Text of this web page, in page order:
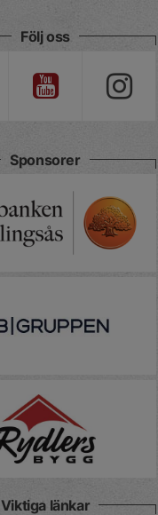
Följ oss
Sponsorer
Viktiga länkar